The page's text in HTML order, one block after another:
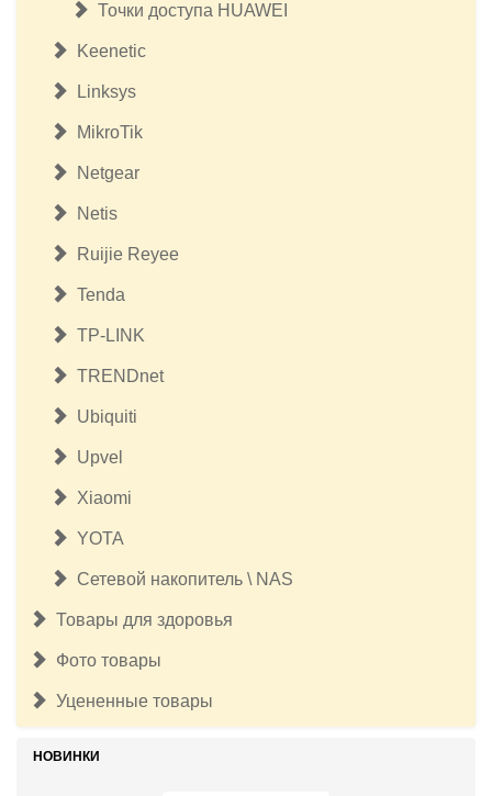
Точки доступа HUAWEI
Keenetic
Linksys
MikroTik
Netgear
Netis
Ruijie Reyee
Tenda
TP-LINK
TRENDnet
Ubiquiti
Upvel
Xiaomi
YOTA
Сетевой накопитель \ NAS
Товары для здоровья
Фото товары
Уцененные товары
НОВИНКИ